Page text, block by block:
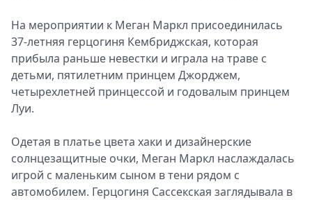
На мероприятии к Меган Маркл присоединилась
37-летняя герцогиня Кембриджская, которая
прибыла раньше невестки и играла на траве с
детьми, пятилетним принцем Джорджем,
четырехлетней принцессой и годовалым принцем
Луи.
Одетая в платье цвета хаки и дизайнерские
солнцезащитные очки, Меган Маркл наслаждалась
игрой с маленьким сыном в тени рядом с
автомобилем. Герцогиня Сассекская заглядывала в